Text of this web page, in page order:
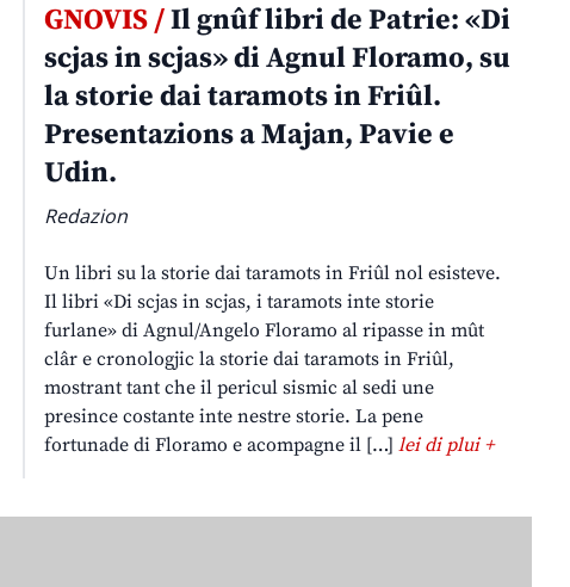
GNOVIS /Il gnûf libri de Patrie: «Di
scjas in scjas» di Agnul Floramo, su
la storie dai taramots in Friûl.
Presentazions a Majan, Pavie e
Udin.
Redazion
Un libri su la storie dai taramots in Friûl nol esisteve.
Il libri «Di scjas in scjas, i taramots inte storie
furlane» di Agnul/Angelo Floramo al ripasse in mût
clâr e cronologjic la storie dai taramots in Friûl,
mostrant tant che il pericul sismic al sedi une
presince costante inte nestre storie. La pene
fortunade di Floramo e acompagne il […]lei di plui +